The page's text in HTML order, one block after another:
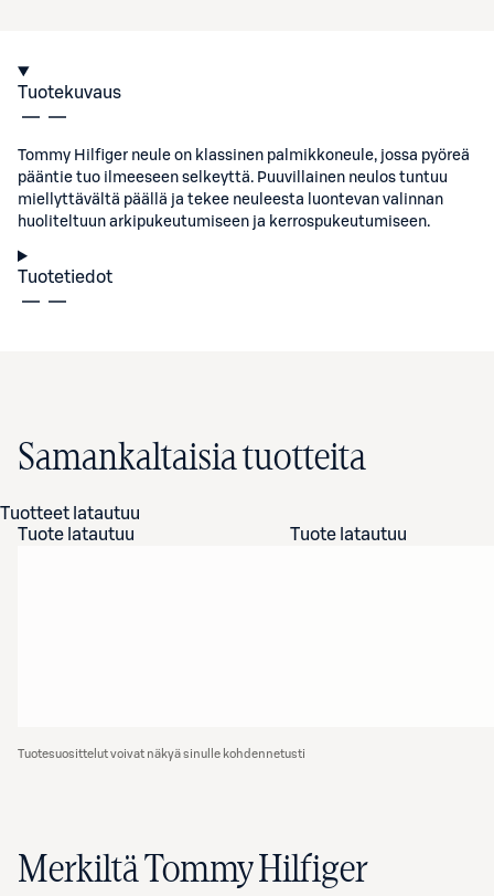
Tuotekuvaus
Tommy Hilfiger neule on klassinen palmikkoneule, jossa pyöreä
pääntie tuo ilmeeseen selkeyttä. Puuvillainen neulos tuntuu
miellyttävältä päällä ja tekee neuleesta luontevan valinnan
huoliteltuun arkipukeutumiseen ja kerrospukeutumiseen.
Tuotetiedot
Samankaltaisia tuotteita
Tuotteet latautuu
Tuote latautuu
Tuote latautuu
Tuotesuosittelut voivat näkyä sinulle kohdennetusti
Merkiltä Tommy Hilfiger